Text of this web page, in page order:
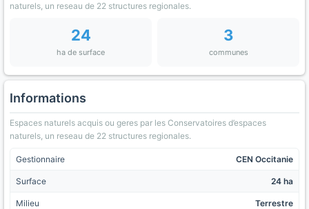
naturels, un reseau de 22 structures regionales.
24
ha de surface
3
communes
Informations
Espaces naturels acquis ou geres par les Conservatoires d’espaces
naturels, un reseau de 22 structures regionales.
Gestionnaire CEN Occitanie
Surface 24 ha
Milieu Terrestre